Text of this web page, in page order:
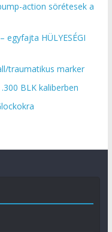
action sörétesek a
egyfajta HÜLYESÉGI
traumatikus marker
BLK kaliberben